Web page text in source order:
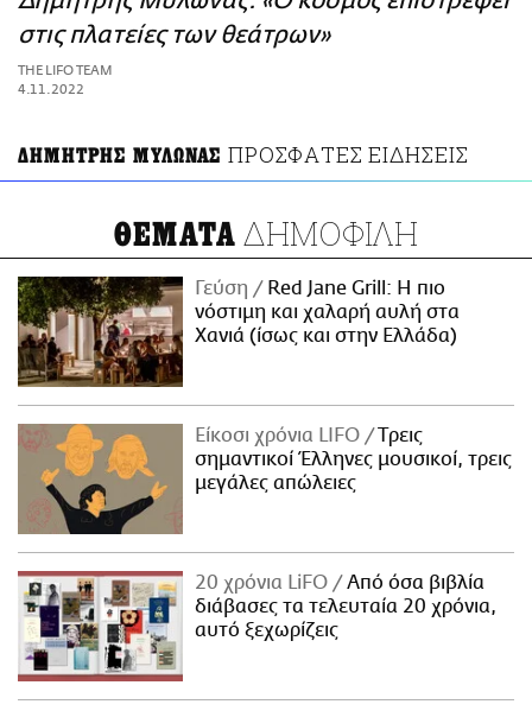
ΑΜΠΑ
PRINT
στις πλατείες των θεάτρων»
THE LIFO TEAM
4.11.2022
ΔΗΜΗΤΡΗΣ ΜΥΛΩΝΑΣ ΠΡΟΣΦΑΤΕΣ ΕΙΔΗΣΕΙΣ
ΘΕΜΑΤΑ ΔΗΜΟΦΙΛΗ
Γεύση
Red Jane Grill: Η πιο
νόστιμη και χαλαρή αυλή στα
Χανιά (ίσως και στην Ελλάδα)
Είκοσι χρόνια LIFO
Tρεις
σημαντικοί Έλληνες μουσικοί, τρεις
μεγάλες απώλειες
20 χρόνια LiFO
Από όσα βιβλία
διάβασες τα τελευταία 20 χρόνια,
αυτό ξεχωρίζεις